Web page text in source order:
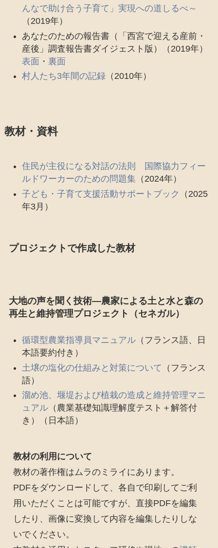
んなで助け合う子育て」実現への道しるべ～
（2019年）
あなたのための報告書（「西宮で迎える産前・
産後」調査報告書ダイジェスト版）（2019年）
表面・ 裏面
村人たち3年間の記録（2010年）
教材・資料
住民が主役になる対話の法則 国際協力フィー
ルドワーカーのための問題集 （2024年）
子ども・子育て支援活動サポートブック
（2025
年3月）
プロジェクトで作成した教材
大地の声を聞く技術―農家による土と水と森の
再生と維持管理プロジェクト（セネガル）
循環型農業指導員マニュアル（フランス語、日
本語要約付き）
土壌の塩化の仕組みと対策について （フランス
語）
溜め池、堰堤および植栽の造成と維持管理マニ
ュアル（農業基礎知識理解度テスト＋解答付
き）（日本語）
教材の利用について
教材の著作権はムラのミライにあります。
PDFをダウンロードして、各自で印刷してご利
用いただくことは可能ですが、直接PDFを編集
したり、画像に変換して内容を編集したりしな
いでください。